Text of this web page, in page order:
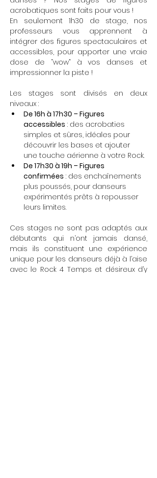
acrobatiques sont faits pour vous !
En seulement 1h30 de stage, nos
professeurs vous apprennent à
intégrer des figures spectaculaires et
accessibles, pour apporter une vraie
dose de “wow” à vos danses et
impressionner la piste !
Les stages sont divisés en deux
niveaux :
De 16h à 17h30 – Figures
accessibles : des acrobaties
simples et sûres, idéales pour
découvrir les bases et ajouter
une touche aérienne à votre Rock.
De 17h30 à 19h – Figures
confirmées : des enchaînements
plus poussés, pour danseurs
expérimentés prêts à repousser
leurs limites.
Ces stages ne sont pas adaptés aux
débutants qui n’ont jamais dansé,
mais ils constituent une expérience
unique pour les danseurs déjà à l’aise
avec le Rock 4 Temps et désireux d’y